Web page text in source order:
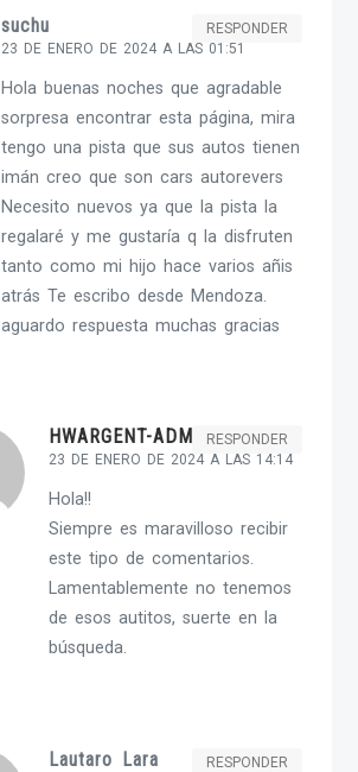
suchu
23 DE ENERO DE 2024 A LAS 01:51
RESPONDER
Hola buenas noches que agradable
sorpresa encontrar esta página, mira
tengo una pista que sus autos tienen
imán creo que son cars autorevers
Necesito nuevos ya que la pista la
regalaré y me gustaría q la disfruten
tanto como mi hijo hace varios añis
atrás Te escribo desde Mendoza.
aguardo respuesta muchas gracias
HWARGENT-ADMIN
23 DE ENERO DE 2024 A LAS 14:14
RESPONDER
Hola!!
Siempre es maravilloso recibir
este tipo de comentarios.
Lamentablemente no tenemos
de esos autitos, suerte en la
búsqueda.
Lautaro Lara RESPONDER